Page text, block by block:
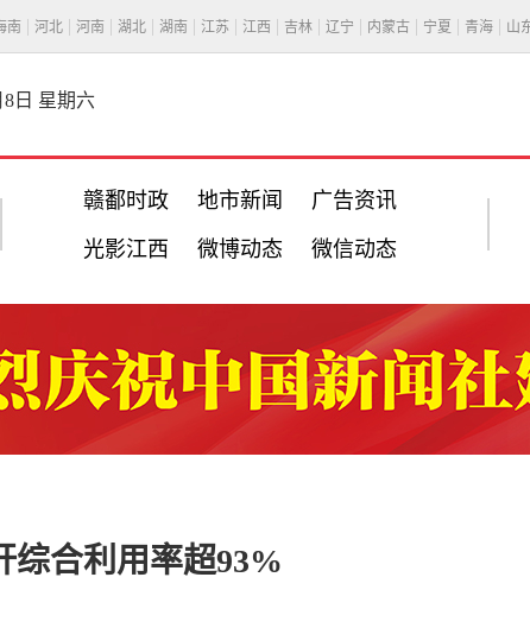
南 河北 河南 湖北 湖南 江苏 江西 吉林 辽宁 内蒙古 宁夏 青海 山
8日 星期六
赣鄱时政 地市新闻 广告资讯
光影江西 微博动态 微信动态
综合利用率超93%